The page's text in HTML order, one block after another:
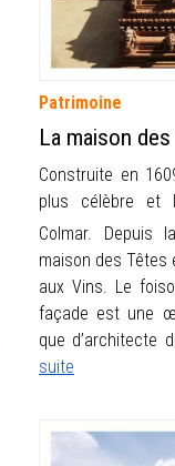
Patrimoine
La maison
Construite en
plus célèbre et
Colmar. Depuis
maison des Têtes
aux Vins. Le
façade est une
que d’architecte
suite